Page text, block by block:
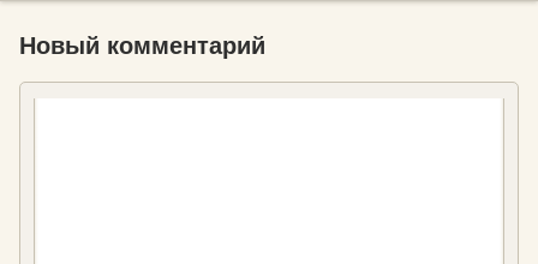
Новый комментарий